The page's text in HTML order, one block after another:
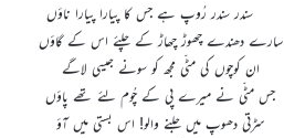
سندر سندر رُوپ ہے جس کا پیارا پیارا ناؤں
سارے دھندے چھوڑ چھاڑ کے چلئے اس کے گاؤں
ان کوچوں کی مٹّی مجھ کو سونے جیسی لاگے
جس مٹّی نے میرے پی کے چُوم لئے تھے پاؤں
سڑتی دھوپ میں جلنے والو! اس بستی میں آؤ